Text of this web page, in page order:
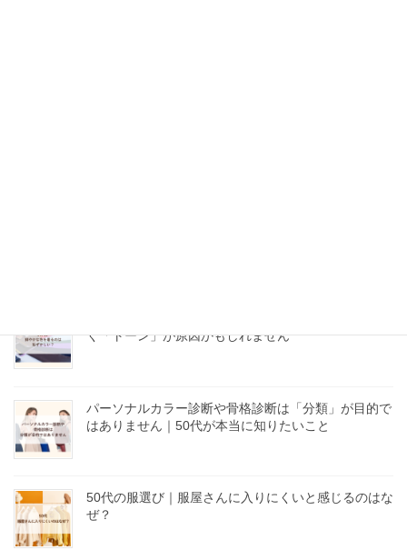
く「トーン」が原因かもしれません
パーソナルカラー診断や骨格診断は「分類」が目的で
はありません｜50代が本当に知りたいこと
50代の服選び｜服屋さんに入りにくいと感じるのはな
ぜ？